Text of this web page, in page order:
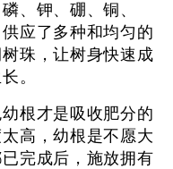
、钾、硼、铜、
应了多种和均匀的
珠，让树身快速成
。
根才是吸收肥分的
高，幼根是不愿大
完成后，施放拥有